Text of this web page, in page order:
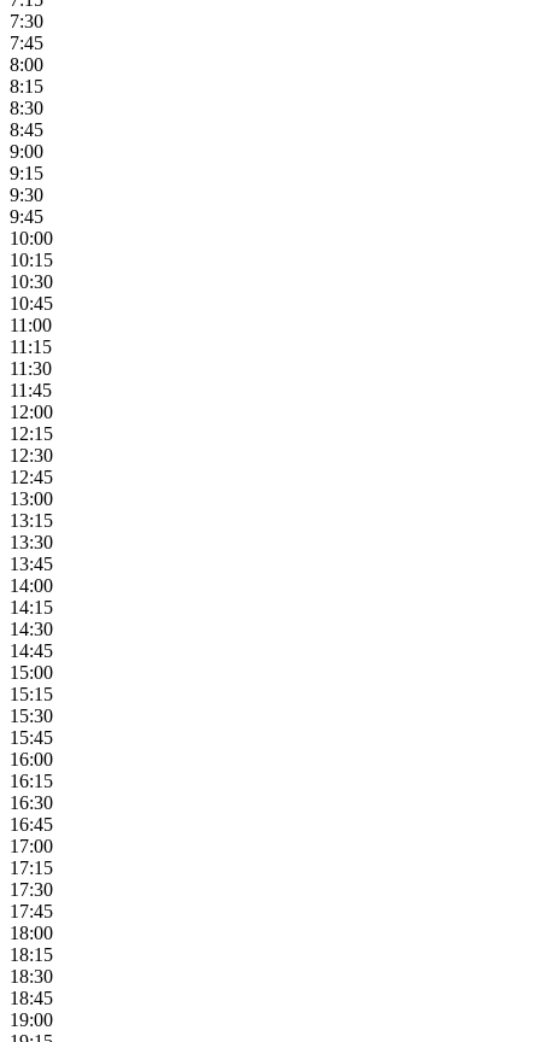
7:30
7:45
8:00
8:15
8:30
8:45
9:00
9:15
9:30
9:45
10:00
10:15
10:30
10:45
11:00
11:15
11:30
11:45
12:00
12:15
12:30
12:45
13:00
13:15
13:30
13:45
14:00
14:15
14:30
14:45
15:00
15:15
15:30
15:45
16:00
16:15
16:30
16:45
17:00
17:15
17:30
17:45
18:00
18:15
18:30
18:45
19:00